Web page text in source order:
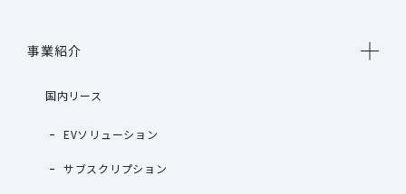
事業紹介
国内リース
EVソリューション
サブスクリプション